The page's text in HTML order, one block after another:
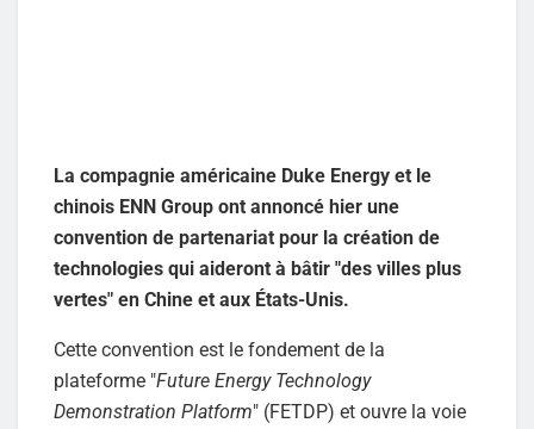
La compagnie américaine Duke Energy et le
chinois ENN Group ont annoncé hier une
convention de partenariat pour la création de
technologies qui aideront à bâtir "des villes plus
vertes" en Chine et aux États-Unis.
Cette convention est le fondement de la
plateforme "Future Energy Technology
Demonstration Platform" (FETDP) et ouvre la voie